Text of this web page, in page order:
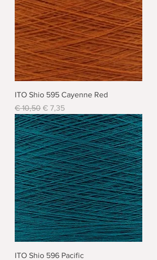
ITO Shio 595 Cayenne Red
Standardpreis
€ 10,50 Sale-Preis
€ 7,35
ITO Shio 596 Pacific